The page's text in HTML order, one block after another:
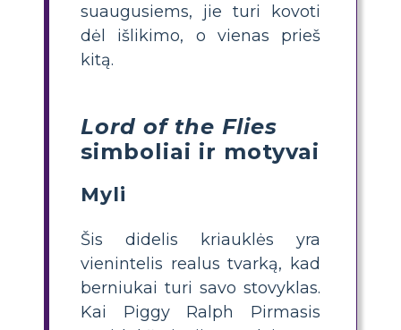
suaugusiems, jie turi kovoti
dėl išlikimo, o vienas prieš
kitą.
Lord of the Flies
simboliai ir motyvai
Myli
Šis didelis kriauklės yra
vienintelis realus tvarką, kad
berniukai turi savo stovyklas.
Kai Piggy Ralph Pirmasis